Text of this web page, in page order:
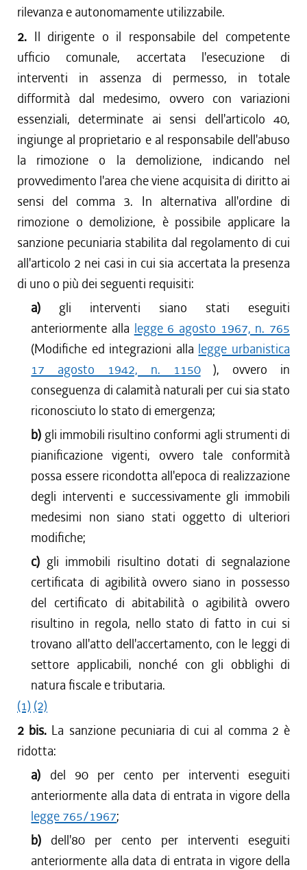
dal 09/06/2011 al 31/12/2011
dal 28/10/2010 al 08/06/2011
dal 28/08/2010 al 27/10/2010
dal 18/12/2009 al 27/08/2010
rilevanza e autonomamente utilizzabile.
2. Il dirigente o il responsabile del competente
ufficio comunale, accertata l'esecuzione di
interventi in assenza di permesso, in totale
difformità dal medesimo, ovvero con variazioni
essenziali, determinate ai sensi dell'articolo 40,
ingiunge al proprietario e al responsabile dell'abuso
la rimozione o la demolizione, indicando nel
provvedimento l'area che viene acquisita di diritto ai
sensi del comma 3. In alternativa all'ordine di
rimozione o demolizione, è possibile applicare la
sanzione pecuniaria stabilita dal regolamento di cui
all'articolo 2 nei casi in cui sia accertata la presenza
di uno o più dei seguenti requisiti:
a) gli interventi siano stati eseguiti
anteriormente alla legge 6 agosto 1967, n. 765
(Modifiche ed integrazioni alla legge urbanistica
17 agosto 1942, n. 1150), ovvero in
conseguenza di calamità naturali per cui sia stato
riconosciuto lo stato di emergenza;
b) gli immobili risultino conformi agli strumenti di
pianificazione vigenti, ovvero tale conformità
possa essere ricondotta all'epoca di realizzazione
degli interventi e successivamente gli immobili
medesimi non siano stati oggetto di ulteriori
modifiche;
c) gli immobili risultino dotati di segnalazione
certificata di agibilità ovvero siano in possesso
del certificato di abitabilità o agibilità ovvero
risultino in regola, nello stato di fatto in cui si
trovano all'atto dell'accertamento, con le leggi di
settore applicabili, nonché con gli obblighi di
natura fiscale e tributaria.
(1) (2)
2 bis. La sanzione pecuniaria di cui al comma 2 è
ridotta:
a) del 90 per cento per interventi eseguiti
anteriormente alla data di entrata in vigore della
legge 765/1967;
b) dell'80 per cento per interventi eseguiti
anteriormente alla data di entrata in vigore della